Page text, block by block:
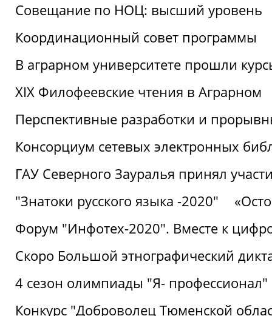
Совещание по НОЦ: высший уровень
Координационный совет программы
В аграрном университете прошли
XIX Филофеевские чтения в Аграрном
Перспективные разработки и
Консорциум сетевых электронных
ГАУ Северного Зауралья принял
"Знатоки русского языка -2020"
Форум "Инфотех-2020". Вместе к
Скоро Большой этнографический
4 сезон олимпиады "Я- профессионал"
Конкурс "Доброволец Тюменской